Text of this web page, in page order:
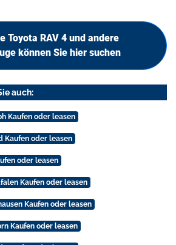
Toyota RAV 4 und andere
können Sie hier suchen
auch:
Kaufen oder leasen
Kaufen oder leasen
oder leasen
Kaufen oder leasen
Kaufen oder leasen
Kaufen oder leasen